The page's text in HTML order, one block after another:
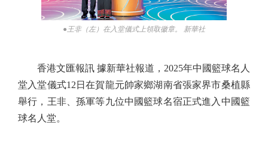
●王非（左）在入堂儀式上領取徽章。 新華社
香港文匯報訊 據新華社報道，2025年中國籃球名人
堂入堂儀式12日在賀龍元帥家鄉湖南省張家界市桑植縣
舉行，王非、孫軍等九位中國籃球名宿正式進入中國籃
球名人堂。